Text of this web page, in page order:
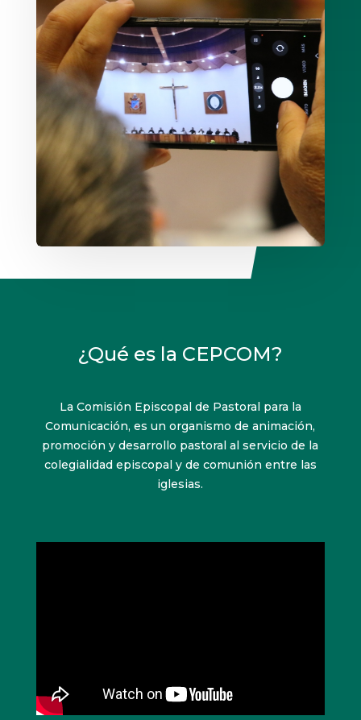
¿Qué es la CEPCOM?
La Comisión Episcopal de Pastoral para la
Comunicación, es un organismo de animación,
promoción y desarrollo pastoral al servicio de la
colegialidad episcopal y de comunión entre las
iglesias.